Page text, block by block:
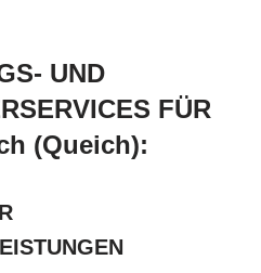
UND
FÜR
(Queich):